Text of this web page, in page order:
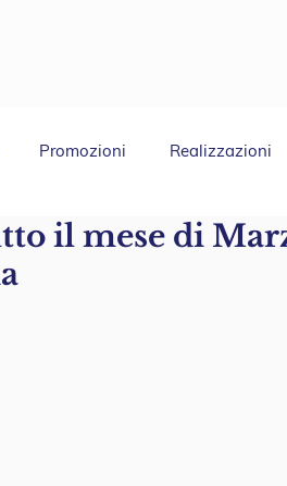
Promozioni Realizzazioni
il mese di